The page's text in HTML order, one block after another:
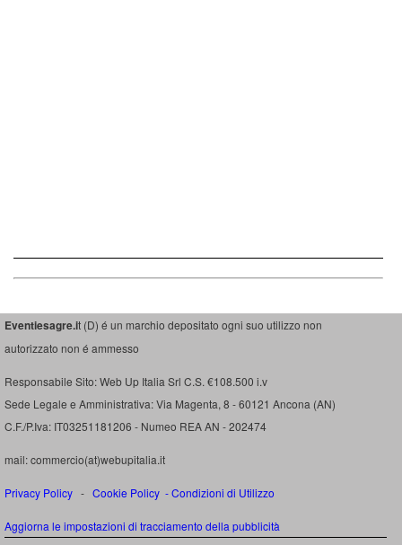
Eventiesagre.it (D) é un marchio depositato ogni suo utilizzo non
autorizzato non é ammesso
Responsabile Sito: Web Up Italia Srl C.S. €108.500 i.v
Sede Legale e Amministrativa: Via Magenta, 8 - 60121 Ancona (AN)
C.F./P.Iva: IT03251181206 - Numeo REA AN - 202474
mail: commercio(at)webupitalia.it
Privacy Policy - Cookie Policy -Condizioni di Utilizzo
Aggiorna le impostazioni di tracciamento della pubblicità